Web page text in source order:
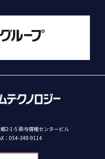
2-1-5 鈴与情報センタービル
：054-348-9114